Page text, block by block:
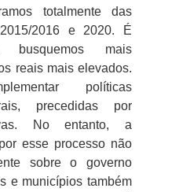
totalmente das
2016 e 2020. É
busquemos mais
reais mais elevados.
políticas
precedidas por
No entanto, a
esse processo não
sobre o governo
e municípios também